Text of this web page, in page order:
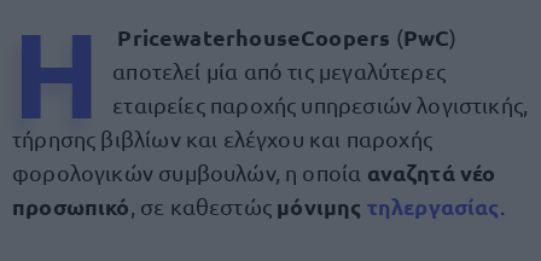
Η PricewaterhouseCoopers (PwC)
αποτελεί μία από τις μεγαλύτερες
εταιρείες παροχής υπηρεσιών λογιστικής,
τήρησης βιβλίων και ελέγχου και παροχής
φορολογικών συμβουλών, η οποία αναζητά νέο
προσωπικό , σε καθεστώς μόνιμης τηλεργασίας